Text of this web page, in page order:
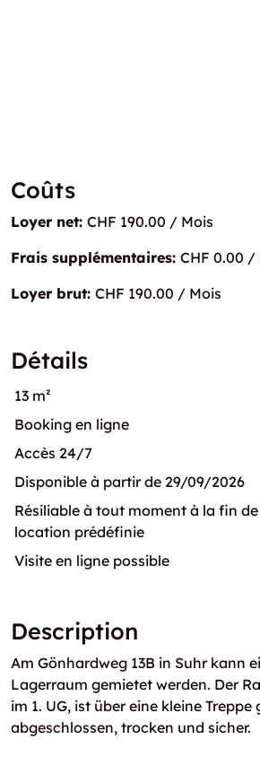
Coûts
Loyer net: CHF 190.00 / Mois
Frais supplémentaires: CHF 0.00 /
Loyer brut: CHF 190.00 / Mois
Détails
13 m²
Booking en ligne
Accès 24/7
Disponible à partir de 29/09/2026
Résiliable à tout moment à la fin
location prédéfinie
Visite en ligne possible
Description
Am Gönhardweg 13B in Suhr kann
Lagerraum gemietet werden. Der
im 1. UG, ist über eine kleine
abgeschlossen, trocken und sicher.